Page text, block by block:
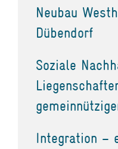
Neubau
Dübendorf
Soziale
Integration –